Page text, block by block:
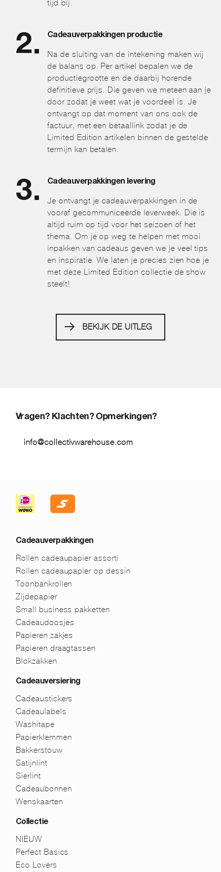
tijd bij.
Cadeauverpakkingen productie
Na de sluiting van de intekening maken wij
de balans op. Per artikel bepalen we de
productiegrootte en de daarbij horende
definitieve prijs. Die geven we meteen aan je
door zodat je weet wat je voordeel is. Je
ontvangt op dat moment van ons ook de
factuur, met een betaallink zodat je de
Limited Edition artikelen binnen de gestelde
termijn kan betalen.
Cadeauverpakkingen levering
Je ontvangt je cadeauverpakkingen in de
vooraf gecommuniceerde leverweek. Die is
altijd ruim op tijd voor het seizoen of het
thema. Om je op weg te helpen met mooi
inpakken van cadeaus geven we je veel tips
en inspiratie. We laten je precies zien hoe je
met deze Limited Edition collectie de show
steelt!
BEKIJK DE UITLEG
Vragen? Klachten? Opmerkingen?
info@collectivwarehouse.com
Cadeauverpakkingen
Rollen cadeaupapier assorti
Rollen cadeaupapier op dessin
Toonbankrollen
Zijdepapier
Small business pakketten
Cadeaudoosjes
Papieren zakjes
Papieren draagtassen
Blokzakken
Cadeauversiering
Cadeaustickers
Cadeaulabels
Washitape
Papierklemmen
Bakkerstouw
Satijnlint
Sierlint
Cadeaubonnen
Wenskaarten
Collectie
NIEUW
Perfect Basics
Eco Lovers